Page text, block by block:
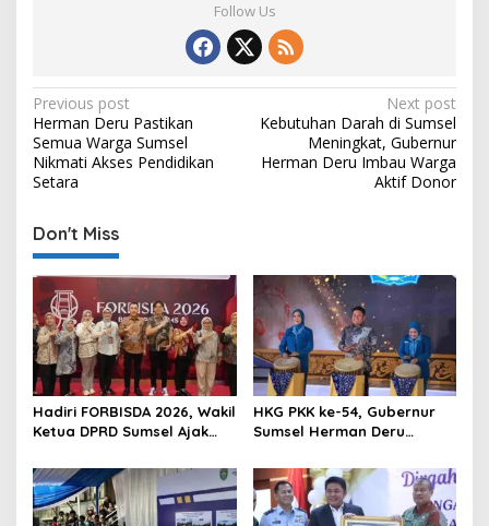
Follow Us
P
o
s
t
n
a
v
i
g
a
t
i
o
n
Previous post
Herman Deru Pastikan
Semua Warga Sumsel
Nikmati Akses Pendidikan
Setara
Next post
Kebutuhan Darah di Sumsel
Meningkat, Gubernur
Herman Deru Imbau Warga
Aktif Donor
Don't Miss
Hadiri FORBISDA 2026, Wakil
Ketua DPRD Sumsel Ajak
Kekuatan Ekonomi Baru
HKG PKK ke-54, Gubernur
Sumsel Herman Deru
dan Penguatan Peran
Perempuan